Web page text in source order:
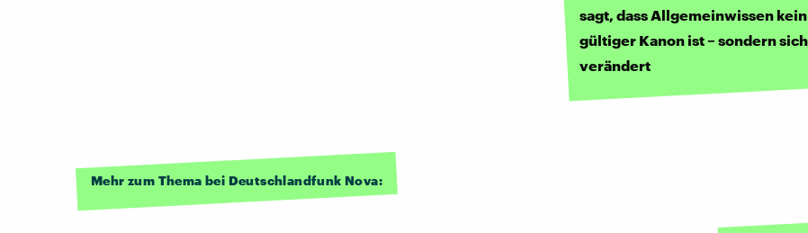
sagt, dass Allgemeinwissen
gültiger Kanon ist – sondern
verändert
Mehr zum Thema bei Deutschlandfunk Nova: